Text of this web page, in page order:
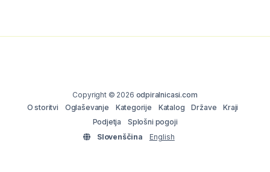
Copyright © 2026 odpiralnicasi.com
O storitvi
Oglaševanje Kategorije Katalog Države
Kraji
Podjetja
Splošni pogoji
Slovenščina
English